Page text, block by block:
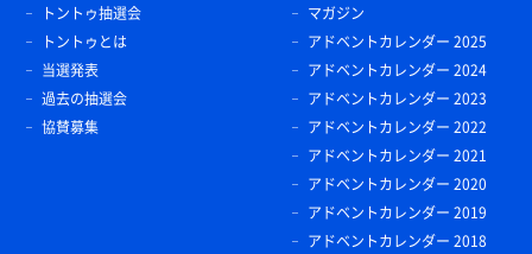
トントゥ抽選会
トントゥとは
当選発表
過去の抽選会
協賛募集
マガジン
アドベントカレンダー 2025
アドベントカレンダー 2024
アドベントカレンダー 2023
アドベントカレンダー 2022
アドベントカレンダー 2021
アドベントカレンダー 2020
アドベントカレンダー 2019
アドベントカレンダー 2018